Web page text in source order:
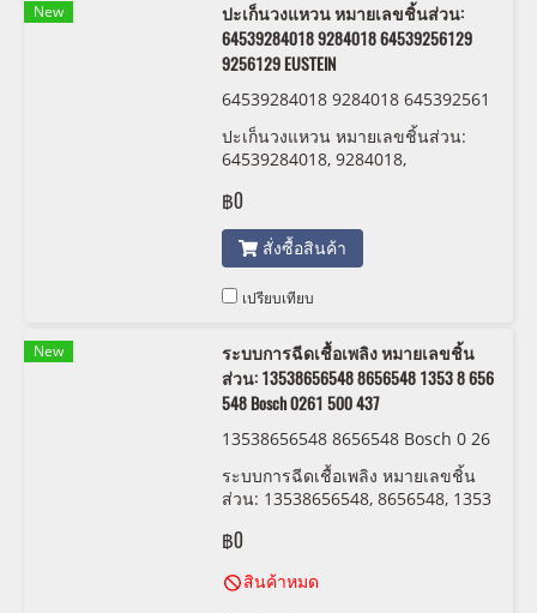
New
ปะเก็นวงแหวน หมายเลขชิ้นส่วน:
64539284018 9284018 64539256129
9256129 EUSTEIN
64539284018 9284018 645392561
29 9256129 EUSTEIN
ปะเก็นวงแหวน หมายเลขชิ้นส่วน:
64539284018, 9284018,
฿0
สั่งซื้อสินค้า
เปรียบเทียบ
New
ระบบการฉีดเชื้อเพลิง หมายเลขชิ้น
ส่วน: 13538656548 8656548 1353 8 656
548 Bosch 0261 500 437
13538656548 8656548 Bosch 0 26
ระบบการฉีดเชื้อเพลิง หมายเลขชิ้น
ส่วน: 13538656548, 8656548, 1353
฿0
สินค้าหมด